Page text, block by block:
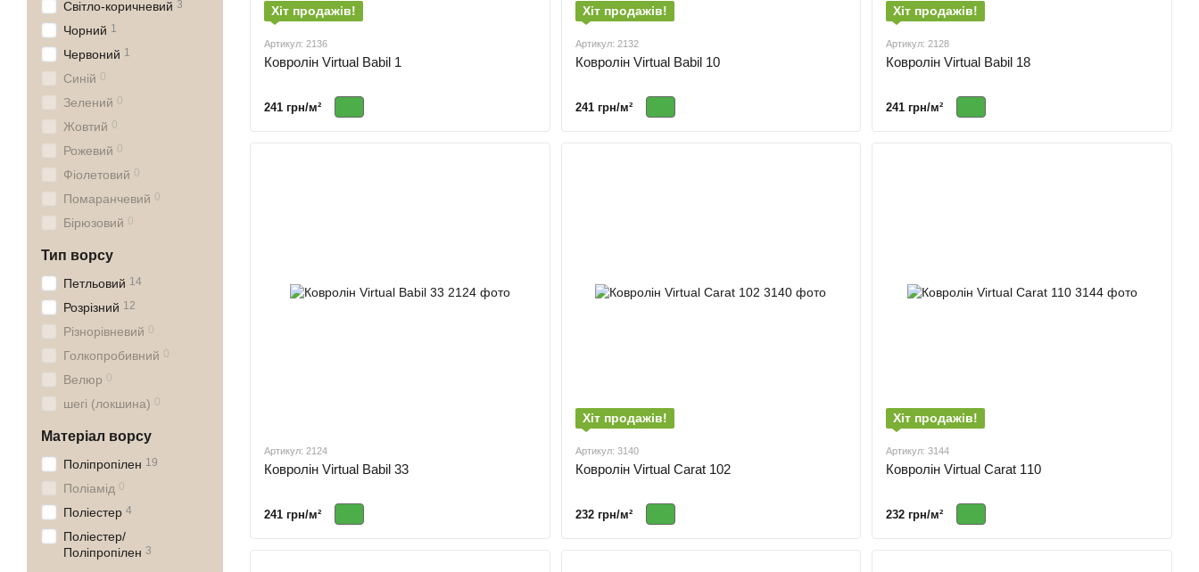
Хіт продажів!
Артикул: 2136
Ковролін Virtual Babil 1
241 грн/м²
Хіт продажів!
Артикул: 2132
Ковролін Virtual Babil 10
241 грн/м²
Хіт продажів!
Артикул: 2128
Ковролін Virtual Babil 18
241 грн/м²
Артикул: 2124
Ковролін Virtual Babil 33
241 грн/м²
Хіт продажів!
Артикул: 3140
Ковролін Virtual Carat 102
232 грн/м²
Хіт продажів!
Артикул: 3144
Ковролін Virtual Carat 110
232 грн/м²
Світло-коричневий 3
Чорний 1
Червоний 1
Синій 0
Зелений 0
Жовтий 0
Рожевий 0
Фіолетовий 0
Помаранчевий 0
Бірюзовий 0
Тип ворсу
Петльовий 14
Розрізний 12
Різнорівневий 0
Голкопробивний 0
Велюр 0
шегі (локшина) 0
Матеріал ворсу
Поліпропілен 19
Поліамід 0
Поліестер 4
Поліестер/
Поліпропілен 3